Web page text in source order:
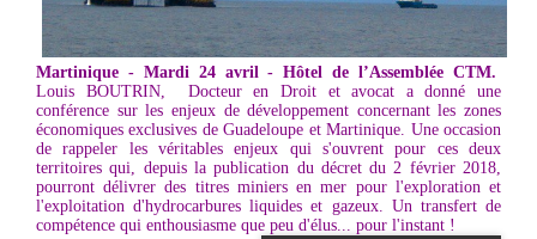
Martinique - Mardi 24 avril - Hôtel de l’Assemblée CTM.
Louis BOUTRIN, Docteur en Droit et avocat a donné une
conférence sur les enjeux de développement concernant les zones
économiques exclusives de Guadeloupe et Martinique. Une occasion
de rappeler les véritables enjeux qui s'ouvrent pour ces deux
territoires qui, depuis la publication du décret du 2 février 2018,
pourront délivrer des titres miniers en mer pour l'exploration et
l'exploitation d'hydrocarbures liquides et gazeux. Un transfert de
compétence qui enthousiasme que peu d'élus... pour l'instant !